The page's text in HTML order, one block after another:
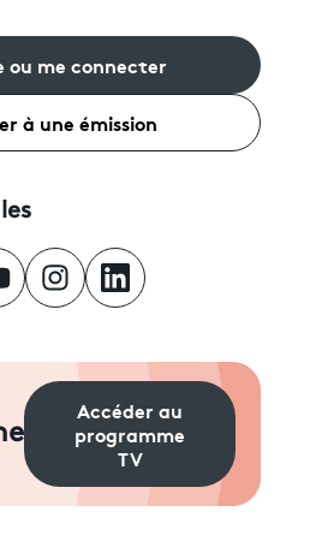
ou me connecter
à une émission
Accéder au
programme
TV